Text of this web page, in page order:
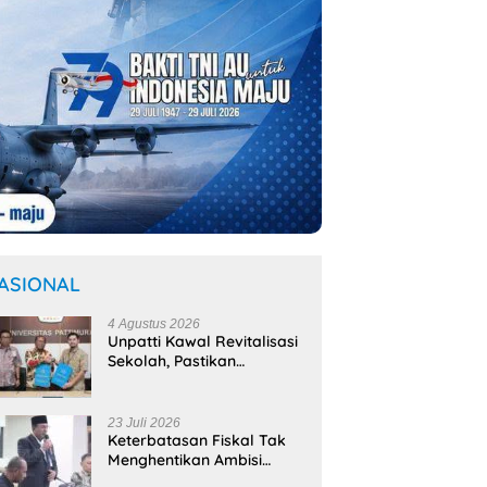
4 Agustus 2026
Unpatti Kawal Revitalisasi
Sekolah, Pastikan
Sasaran
23 Juli 2026
Keterbatasan Fiskal Tak
Menghentikan Ambisi